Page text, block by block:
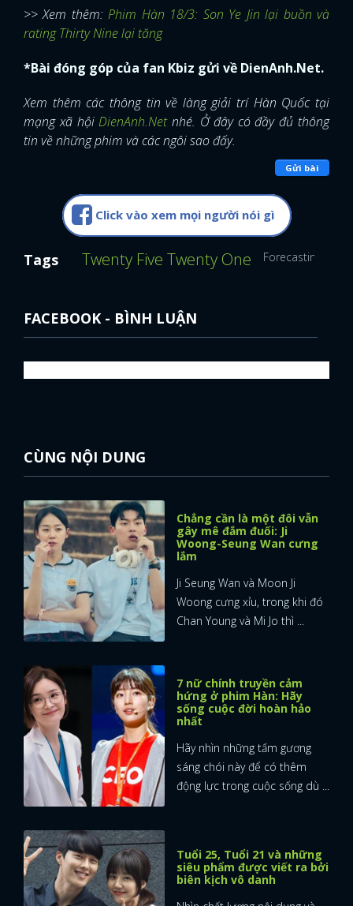
x
ĐĂNG NHẬP
>> Xem thêm:Phim Hàn 18/3: Son Ye Jin lại buồn và
rating Thirty Nine lại tăng
*Bài đóng góp của fan Kbiz gửi về DienAnh.Net.
Xem thêm các thông tin về làng giải trí Hàn Quốc tại
mạng xã hộiDienAnh.Netnhé. Ở đây có đầy đủ thông
tin về những phim và các ngôi sao đấy.
Gửi bài
Click vào xem mọi người nói gì
Tags Twenty Five Twenty One Forecasting Love
FACEBOOK - BÌNH LUẬN
CÙNG NỘI DUNG
Chẳng cần là một đôi vẫn
gây mê đắm đuối: Ji
Woong-Seung Wan cưng
lắm
Ji Seung Wan và Moon Ji
Woong cưng xỉu, trong khi đó
Chan Young và Mi Jo thì ...
7 nữ chính truyền cảm
hứng ở phim Hàn: Hãy
sống cuộc đời hoàn hảo
nhất
Hãy nhìn những tấm gương
sáng chói này để có thêm
động lực trong cuộc sống dù ...
Tuổi 25, Tuổi 21 và những
siêu phẩm được viết ra bởi
biên kịch vô danh